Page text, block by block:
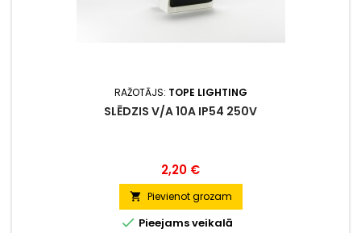
RAŽOTĀJS: TOPE LIGHTING
SLĒDZIS V/A 10A IP54 250V
Cena
2,20 €
 Pievienot grozam
 Pieejams veikalā